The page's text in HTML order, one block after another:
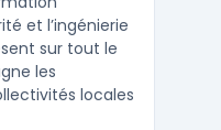
et l’ingénierie
sur tout le
les
locales